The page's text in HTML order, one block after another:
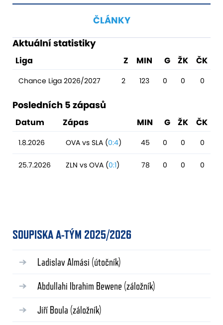
ČLÁNKY
Aktuální statistiky
Liga Z MIN G ŽK ČK
Chance Liga 2026/2027 2 123 0 0 0
Posledních 5 zápasů
Datum Zápas MIN G ŽK ČK
1.8.2026 OVA vs SLA (0:4) 45 0 0 0
25.7.2026 ZLN vs OVA (0:1) 78 0 0 0
SOUPISKA A-TÝM 2025/2026
Ladislav Almási (útočník)
Abdullahi Ibrahim Bewene (záložník)
Jiří Boula (záložník)